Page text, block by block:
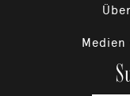
Medien